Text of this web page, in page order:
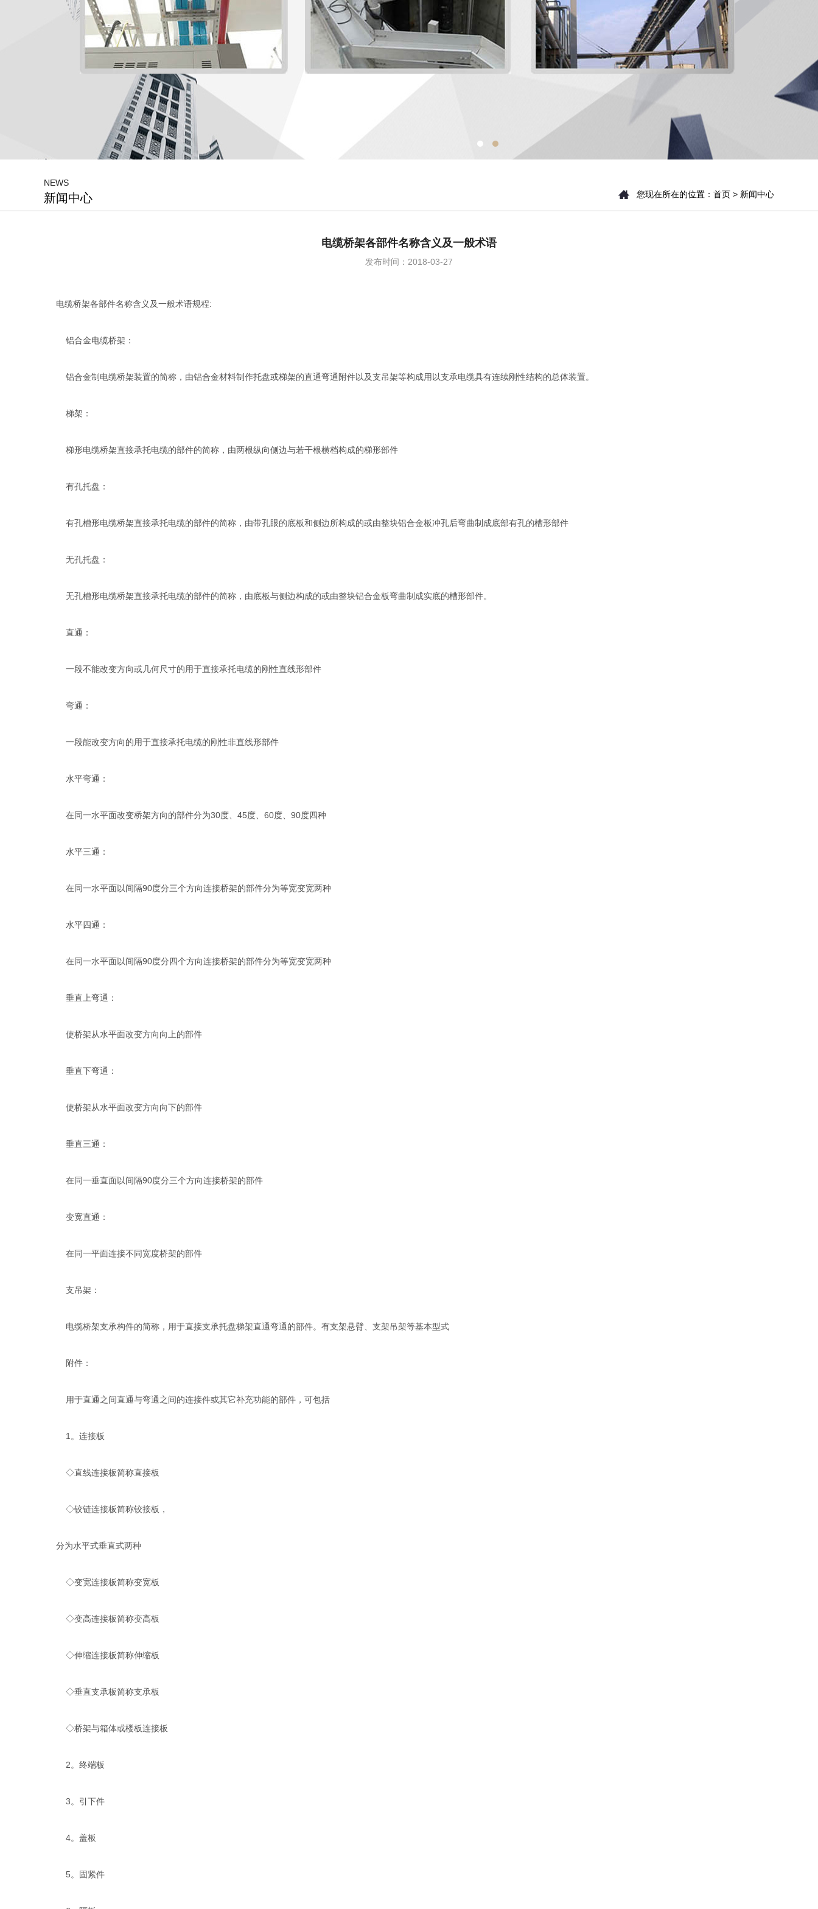
NEWS
新闻中心 您现在所在的位置： 首页 > 新闻中心
电缆桥架各部件名称含义及一般术语
发布时间：2018-03-27
电缆桥架各部件名称含义及一般术语规程:
铝合金电缆桥架：
铝合金制电缆桥架装置的简称，由铝合金材料制作托盘或梯架的直通弯通附件以及支吊架等构成用以支承电缆具有连续刚性结构的总体装置。
梯架：
梯形电缆桥架直接承托电缆的部件的简称，由两根纵向侧边与若干根横档构成的梯形部件
有孔托盘：
有孔槽形电缆桥架直接承托电缆的部件的简称，由带孔眼的底板和侧边所构成的或由整块铝合金板冲孔后弯曲制成底部有孔的槽形部件
无孔托盘：
无孔槽形电缆桥架直接承托电缆的部件的简称，由底板与侧边构成的或由整块铝合金板弯曲制成实底的槽形部件。
直通：
一段不能改变方向或几何尺寸的用于直接承托电缆的刚性直线形部件
弯通：
一段能改变方向的用于直接承托电缆的刚性非直线形部件
水平弯通：
在同一水平面改变桥架方向的部件分为30度、45度、60度、90度四种
水平三通：
在同一水平面以间隔90度分三个方向连接桥架的部件分为等宽变宽两种
水平四通：
在同一水平面以间隔90度分四个方向连接桥架的部件分为等宽变宽两种
垂直上弯通：
使桥架从水平面改变方向向上的部件
垂直下弯通：
使桥架从水平面改变方向向下的部件
垂直三通：
在同一垂直面以间隔90度分三个方向连接桥架的部件
变宽直通：
在同一平面连接不同宽度桥架的部件
支吊架：
电缆桥架支承构件的简称，用于直接支承托盘梯架直通弯通的部件。有支架悬臂、支架吊架等基本型式
附件：
用于直通之间直通与弯通之间的连接件或其它补充功能的部件，可包括
1。连接板
◇直线连接板简称直接板
◇铰链连接板简称铰接板，
分为水平式垂直式两种
◇变宽连接板简称变宽板
◇变高连接板简称变高板
◇伸缩连接板简称伸缩板
◇垂直支承板简称支承板
◇桥架与箱体或楼板连接板
2。终端板
3。引下件
4。盖板
5。固紧件